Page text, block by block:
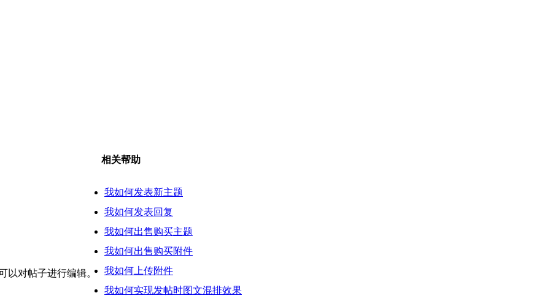
以对帖子进行编辑。
相关帮助
我如何发表新主题
我如何发表回复
我如何出售购买主题
我如何出售购买附件
我如何上传附件
我如何实现发帖时图文混排效果